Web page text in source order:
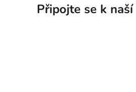
Připojte se k naší